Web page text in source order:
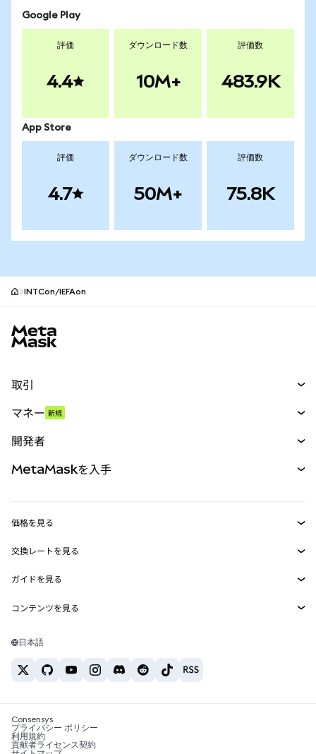
Google Play
評価
4.4
ダウンロード数
10M+
評価数
483.9K
App Store
評価
4.7
ダウンロード数
50M+
評価数
75.8K
INTCon/IEFAon
取引
パーペチュアル
RWA
マネー 新規
開発者
MetaMask Connect
Snaps
Web3サービス
MetaMaskを入手
セキュリティ
サポート
キャリア
お問い合わせ
価格を見る
イーサリアムの価格
Solanaの価格
Tetherの価格
交換レートを見る
ETH→USD
USDT→INR
BTC→INR
ETH→USDT
ガイドを見る
ETHの購入
USDTの購入
SHIBの購入
BNBの購入
コンテンツを見る
Solanaウォレット
税制関連ニュース
暗号資産の購入方法は？
日本語
Consensys
プライバシー ポリシー
利用規約
貢献者ライセンス契約